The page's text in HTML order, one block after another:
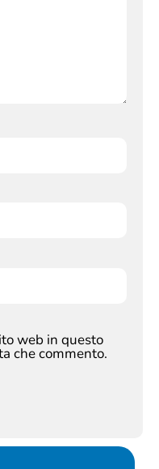
web in questo
che commento.